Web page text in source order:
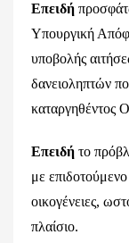
Επειδή
Υπουργική
υποβολής
δανειοληπτών
καταργηθέντος
Επειδή το
με
οικογένειες,
πλαίσιο.